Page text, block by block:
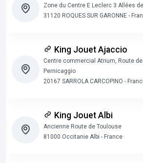
Zone du Centre E Leclerc 3 Allées
31120 ROQUES SUR GARONNE -
King Jouet Ajaccio
Centre commercial Atrium, Route
Pernicaggio
20167 SARROLA CARCOPINO -
King Jouet Albi
Ancienne Route de Toulouse
81000 Occitanie Albi - France